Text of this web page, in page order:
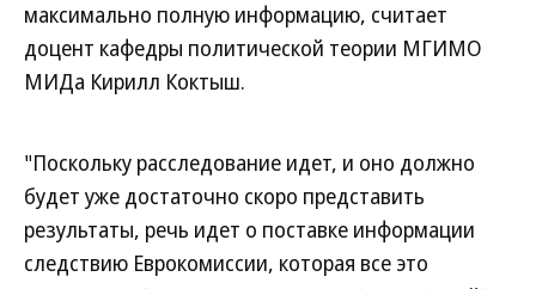
максимально полную информацию, считает
доцент кафедры политической теории МГИМО
МИДа Кирилл Коктыш.
"Поскольку расследование идет, и оно должно
будет уже достаточно скоро представить
результаты, речь идет о поставке информации
следствию Еврокомиссии, которая все это